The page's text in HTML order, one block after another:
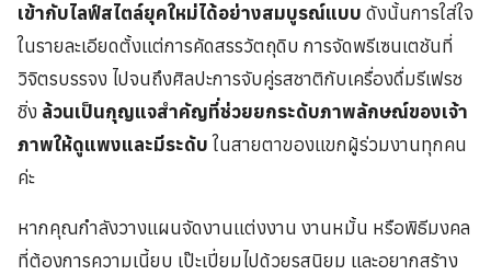
เข้ากับไลฟ์สไตล์ยุคใหม่ได้อย่างสมบูรณ์แบบ ดังนั้นการใส่ใจ
ในรายละเอียดตั้งแต่การคัดสรรวัตถุดิบ การจัดพรีเซนเตชันที่
วิจิตรบรรจง ไปจนถึงศิลปะการจับคู่รสชาติกับเครื่องดื่มรีเฟรช
ชิ่ง ล้วนเป็นกุญแจสำคัญที่ช่วยยกระดับภาพลักษณ์ของเจ้า
ภาพให้ดูแพงและมีระดับ ในสายตาของแขกผู้ร่วมงานทุกคน
ค่ะ
หากคุณกำลังวางแผนจัดงานแต่งงาน งานหมั้น หรือพิธีมงคล
ที่ต้องการความเนี้ยบ เป๊ะเปี่ยมไปด้วยรสนิยม และอยากสร้าง